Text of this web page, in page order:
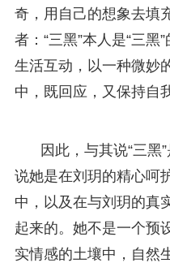
奇，用自己的想象去填
者：“三黑”本人是“三黑
生活互动，以一种微妙
中，既回应，又保持自
因此，与其说“三黑
说她是在刘玥的精心呵
中，以及在与刘玥的真
起来的。她不是一个预
实情感的土壤中，自然